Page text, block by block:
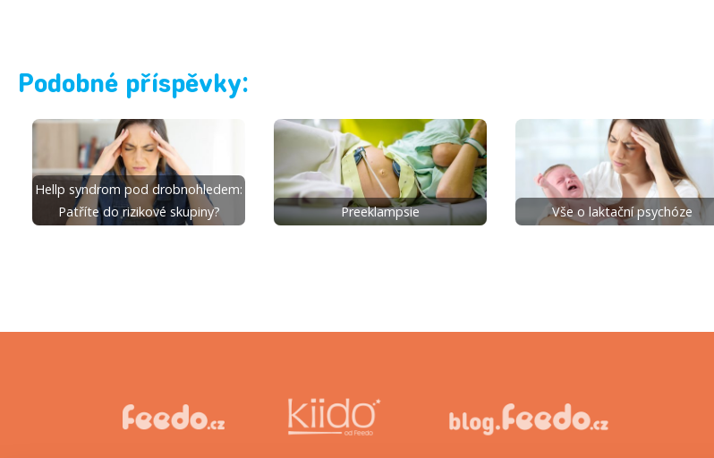
Podobné příspěvky:
Hellp syndrom pod drobnohledem:
Patříte do rizikové skupiny?
Preeklampsie Vše o laktační psychóze